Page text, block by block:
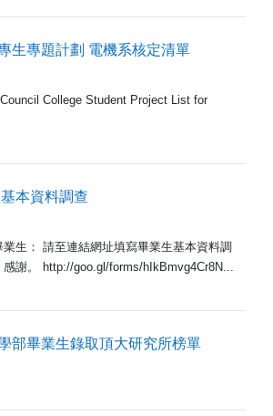
生專題計劃 電機系核定清單
College Student Project List for
本資料調查
生： 請至連結網址填寫畢業生基本資料調
謝。 http://goo.gl/forms/hIkBmvg4Cr8N...
部畢業生錄取頂大研究所榜單